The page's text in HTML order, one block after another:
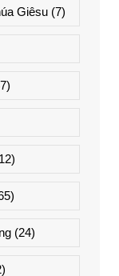
Giêsu(7)
(24)